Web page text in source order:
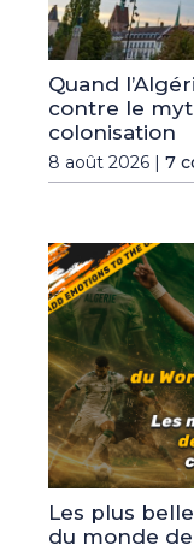
Quand
contre le
colonisation
8 août 2026 | 7
Les plus
du monde de